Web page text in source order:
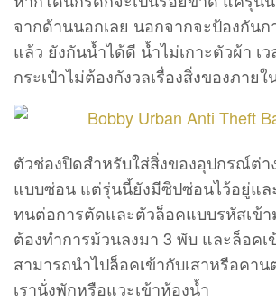
จากด้านนอกเลย นอกจากจะป้องกัน
แล้ว ยังกันน้ำได้ดี น้ำไม่เกาะตัวผ้า เ
กระเป๋าไม่ต้องกังวลเรื่องสิ่งของภายใ
ตัวช่องปิดสำหรับใส่สิ่งของอุปกรณ์ต่า
แบบซ่อน แต่รุ่นนี้ยังมีซิปซ่อนไว้อยู่แล
ทนต่อการตัดและตัวล็อคแบบรหัสเข้
ต้องทำการม้วนลงมา 3 พับ และล็อค
สามารถนำไปล็อคเข้ากับเสาหรือคา
เรานั่งพักหรือแวะเข้าห้องน้ำ